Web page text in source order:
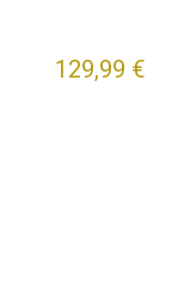
129,99 €